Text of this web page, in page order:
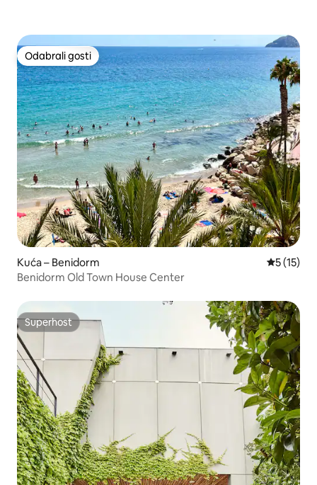
Odabrali gosti
Odabrali gosti
Kuća – Benidorm Prosječna
5 (15)
Benidorm Old Town House Center
Superhost
Superhost